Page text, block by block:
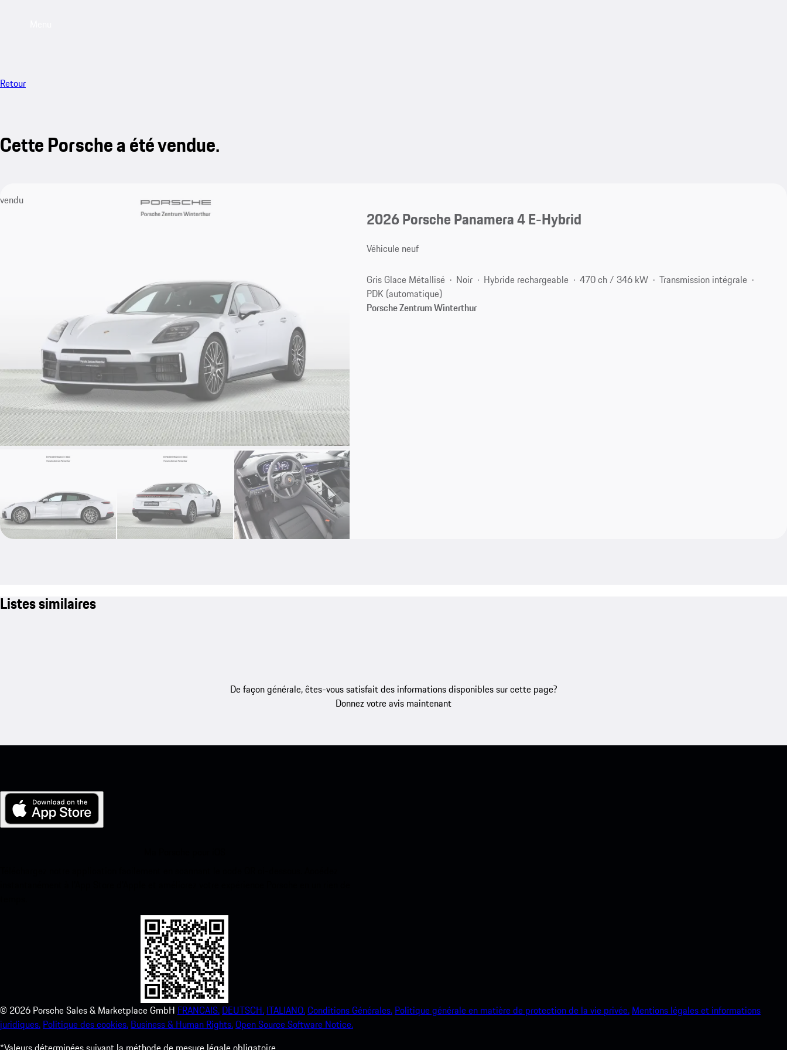
Retour
Cette Porsche a été vendue.
vendu
2026 Porsche Panamera 4 E-Hybrid
Véhicule neuf
Gris Glace Métallisé Noir Hybride rechargeable 470 ch / 346 kW
Transmission intégrale
PDK (automatique)
Porsche Zentrum Winterthur
Listes similaires
De façon générale, êtes-vous satisfait des informations disponibles sur cette page?
Donnez votre avis maintenant
© 2026 Porsche Sales & Marketplace GmbH FRANCAIS. DEUTSCH. ITALIANO.Conditions Générales. Politique générale en matière de protection de la vie privée. Mentions légales et informations
juridiques. Politique des cookies. Business & Human Rights.Open Source Software Notice.